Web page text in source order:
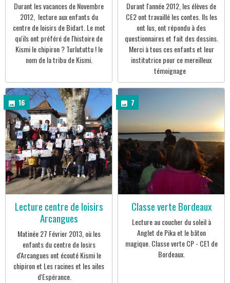
Durant les vacances de Novembre
2012, lecture aux enfants du
centre de loisirs de Bidart. Le mot
qu'ils ont préféré de l'histoire de
Kismi le chipiron ? Turlututtu ! le
nom de la tribu de Kismi.
Durant l'année 2012, les élèves de
CE2 ont travaillé les contes. Ils les
ont lus, ont répondu à des
questionnaires et fait des dessins.
Merci à tous ces enfants et leur
institutrice pour ce mereilleux
témoignage
16
Lecture centre de loisirs
Arcangues
Matinée 27 Février 2013, où les
enfants du centre de losirs
d'Arcangues ont écouté Kismi le
chipiron et Les racines et les ailes
d'Espérance.
7
Classe verte Bordeaux
Lecture au coucher du soleil à
Anglet de Pika et le bâton
magique. Classe verte CP - CE1 de
Bordeaux.